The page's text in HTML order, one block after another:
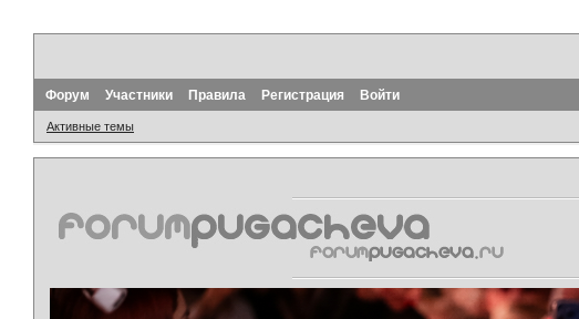
Форум Участники Правила Регистрация Войти
Активные темы